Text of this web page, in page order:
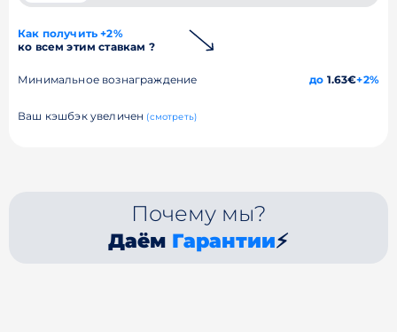
Как получить +2%
ко всем этим ставкам ?
Минимальное вознаграждение до 1.63€+2%
Ваш кэшбэк увеличен (смотреть)
Почему мы?
Даём Гарантии⚡